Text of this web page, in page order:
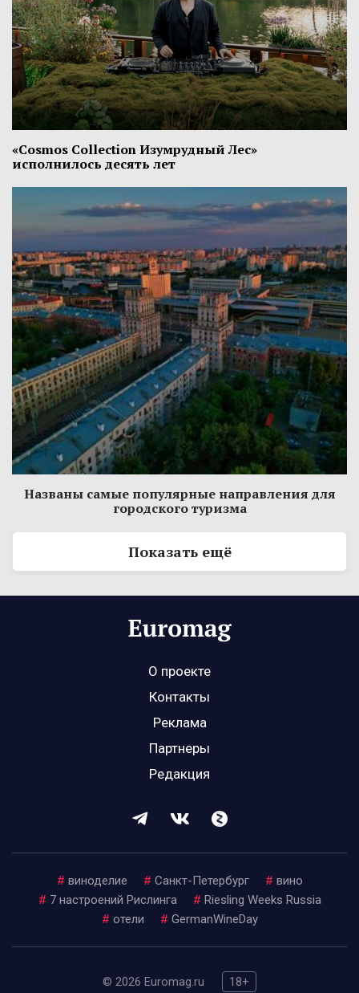
«Cosmos Collection Изумрудный Лес»
исполнилось десять лет
Названы самые популярные направления для
городского туризма
Показать ещё
О проекте
Контакты
Реклама
Партнеры
Редакция
# виноделие # Санкт-Петербург # вино
# 7 настроений Рислинга # Riesling Weeks Russia
# отели # GermanWineDay
© 2026 Euromag.ru 18+